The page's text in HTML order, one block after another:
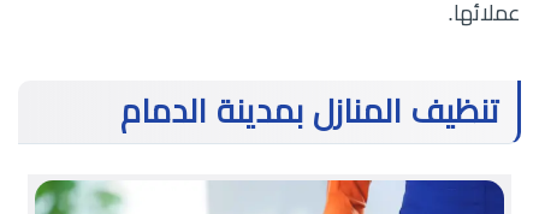
عملائها.
تنظيف المنازل بمدينة الدمام